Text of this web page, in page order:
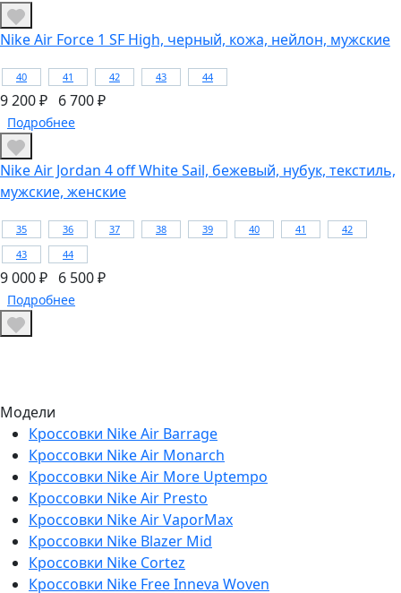
Nike Air Force 1 SF High, черный, кожа, нейлон, мужские
40 41 42 43 44
9 200 ₽ 6 700 ₽
Подробнее
Nike Air Jordan 4 off White Sail, бежевый, нубук, текстиль,
мужские, женские
35 36 37 38 39 40 41
42
43
44
9 000 ₽ 6 500 ₽
Подробнее
Модели
Кроссовки Nike Air Barrage
Кроссовки Nike Air Monarch
Кроссовки Nike Air More Uptempo
Кроссовки Nike Air Presto
Кроссовки Nike Air VaporMax
Кроссовки Nike Blazer Mid
Кроссовки Nike Cortez
Кроссовки Nike Free Inneva Woven